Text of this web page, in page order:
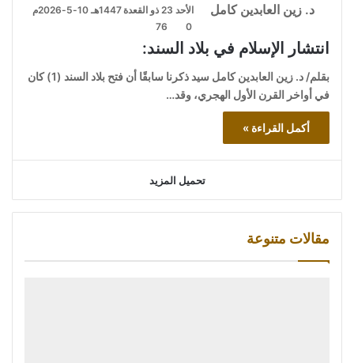
د. زين العابدين كامل
الأحد 23 ذو القعدة 1447هـ 10-5-2026م
0
76
انتشار الإسلام في بلاد السند:
بقلم/ د. زين العابدين كامل سيد ذكرنا سابقًا أن فتح بلاد السند (1) كان
في أواخر القرن الأول الهجري، وقد…
أكمل القراءة »
تحميل المزيد
مقالات متنوعة